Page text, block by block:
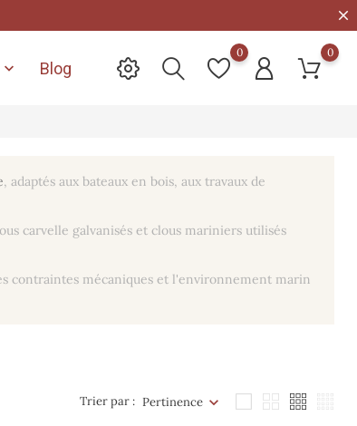
 Blog
0 0
, adaptés aux bateaux en bois, aux travaux de
carvelle galvanisés et clous mariniers utilisés
contraintes mécaniques et l'environnement marin
Trier par : Pertinence